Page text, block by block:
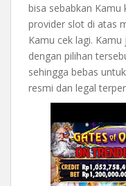
bisa sebabkan Kamu
provider slot di atas
Kamu cek lagi.
dengan pilihan
sehingga bebas
resmi dan legal